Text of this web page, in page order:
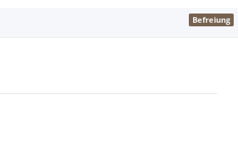
Befreiung